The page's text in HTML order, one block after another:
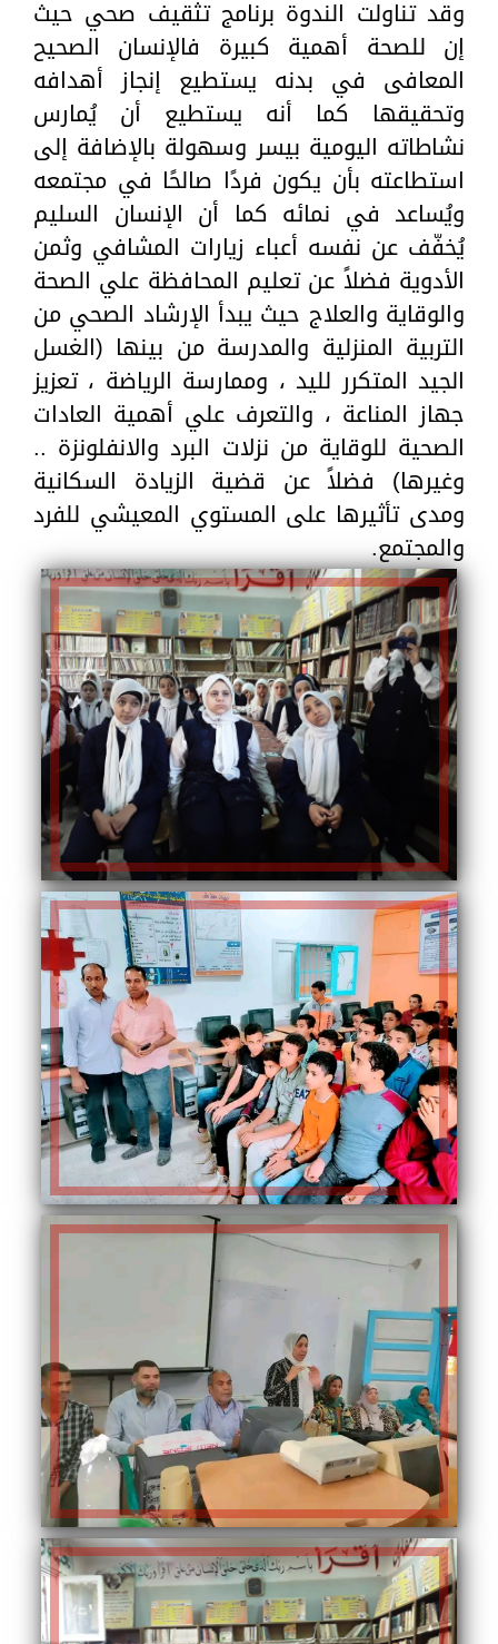
وقد تناولت الندوة برنامج تثقيف صحي حيث
إن للصحة أهمية كبيرة فالإنسان الصحيح
المعافى في بدنه يستطيع إنجاز أهدافه
وتحقيقها كما أنه يستطيع أن يُمارس
نشاطاته اليومية بيسر وسهولة بالإضافة إلى
استطاعته بأن يكون فردًا صالحًا في مجتمعه
ويُساعد في نمائه كما أن الإنسان السليم
يُخفّف عن نفسه أعباء زيارات المشافي وثمن
الأدوية فضلاً عن تعليم المحافظة علي الصحة
والوقاية والعلاج حيث يبدأ الإرشاد الصحي من
التربية المنزلية والمدرسة من بينها (الغسل
الجيد المتكرر لليد ، وممارسة الرياضة ، تعزيز
جهاز المناعة ، والتعرف علي أهمية العادات
الصحية للوقاية من نزلات البرد والانفلونزة ..
وغيرها) فضلاً عن قضية الزيادة السكانية
ومدى تأثيرها على المستوي المعيشي للفرد
والمجتمع.